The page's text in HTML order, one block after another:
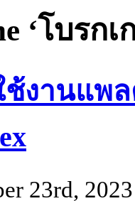
‘โบรกเ
ช้งานแพ
23rd, 2023